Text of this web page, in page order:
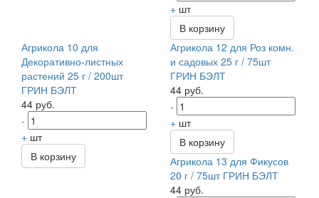
+ шт
В корзину
Агрикола 10 для
Декоративно-листных
растений 25 г / 200шт
ГРИН БЭЛТ
44 руб.
-
+ шт
В корзину
Агрикола 12 для Роз комн.
и садовых 25 г / 75шт
ГРИН БЭЛТ
44 руб.
-
+ шт
В корзину
Агрикола 13 для Фикусов
20 г / 75шт ГРИН БЭЛТ
44 руб.